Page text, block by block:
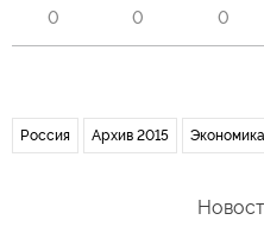
0 0 0
Россия Архив 2015 Экономика